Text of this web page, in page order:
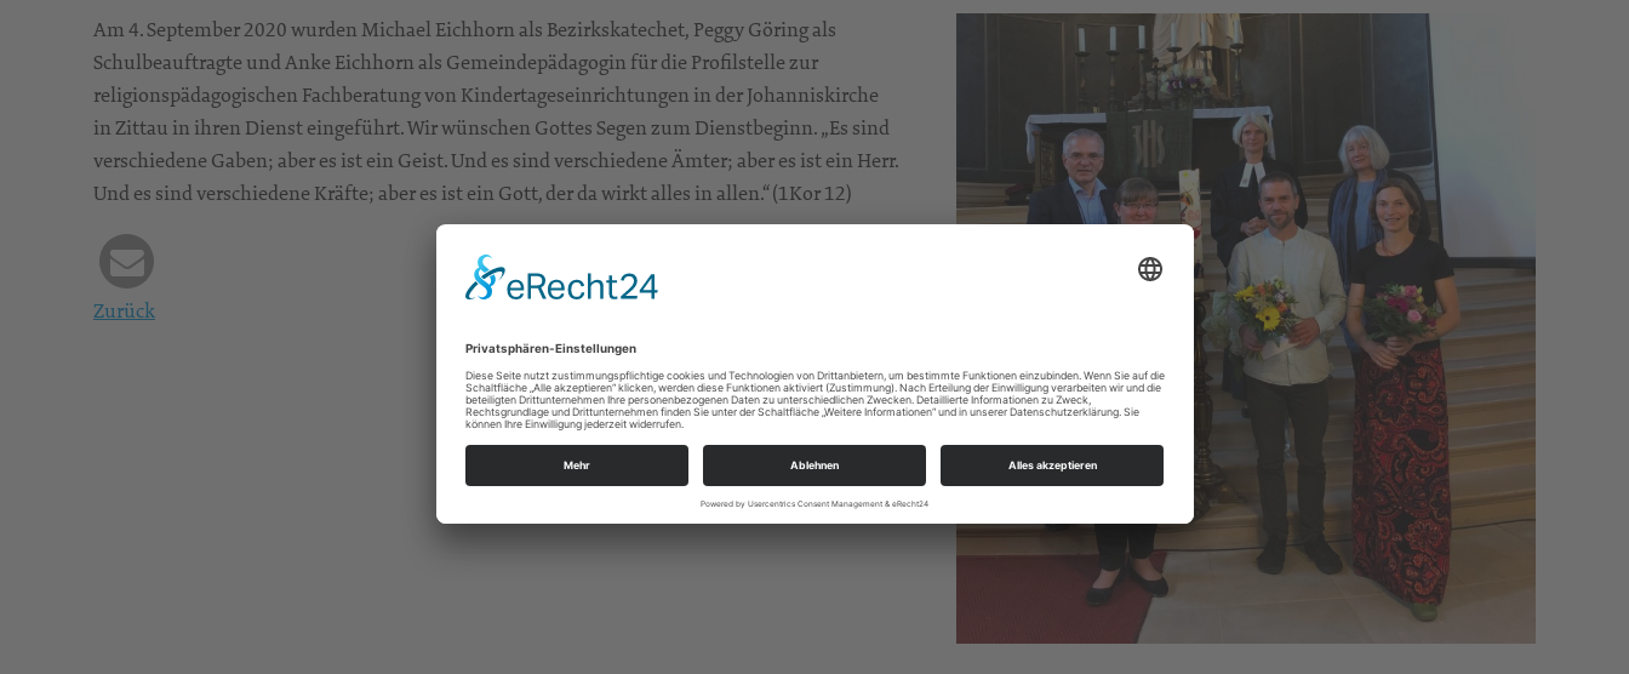
Am 4. September 2020 wurden Michael Eichhorn als Bezirkskatechet, Peggy Göring als
Schulbeauftragte und Anke Eichhorn als Gemeindepädagogin für die Profilstelle zur
religionspädagogischen Fachberatung von Kindertageseinrichtungen in der Johanniskirche
in Zittau in ihren Dienst eingeführt. Wir wünschen Gottes Segen zum Dienstbeginn. „Es sind
verschiedene Gaben; aber es ist ein Geist. Und es sind verschiedene Ämter; aber es ist ein Herr.
Und es sind verschiedene Kräfte; aber es ist ein Gott, der da wirkt alles in allen.“ (1Kor 12)
Zurück